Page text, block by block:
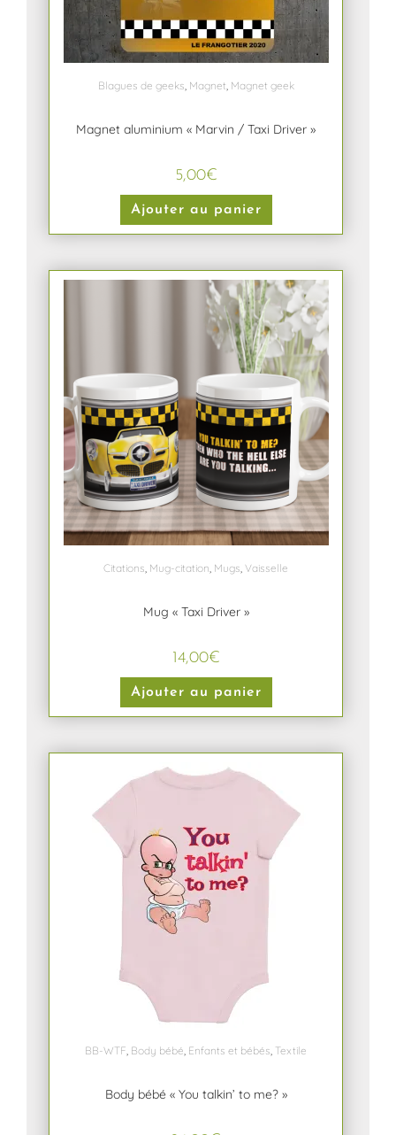
Blagues de geeks, Magnet, Magnet geek
Magnet aluminium « Marvin / Taxi Driver »
5,00€
Ajouter au panier
Citations, Mug-citation, Mugs, Vaisselle
Mug « Taxi Driver »
14,00€
Ajouter au panier
BB-WTF, Body bébé, Enfants et bébés, Textile
Body bébé « You talkin’ to me? »